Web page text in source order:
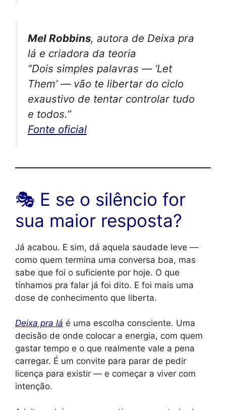
Mel Robbins, autora de Deixa pra
lá e criadora da teoria
“Dois simples palavras — ‘Let
Them’ — vão te libertar do ciclo
exaustivo de tentar controlar tudo
e todos.”
Fonte oficial
🎭 E se o silêncio for
sua maior resposta?
Já acabou. E sim, dá aquela saudade leve —
como quem termina uma conversa boa, mas
sabe que foi o suficiente por hoje. O que
tínhamos pra falar já foi dito. E foi mais uma
dose de conhecimento que liberta.
Deixa pra lá é uma escolha consciente. Uma
decisão de onde colocar a energia, com quem
gastar tempo e o que realmente vale a pena
carregar. É um convite para parar de pedir
licença para existir — e começar a viver com
intenção.